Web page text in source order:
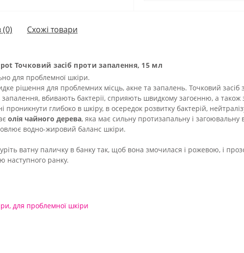
(0) Схожі товари
Точковий засіб проти запалення, 15 мл
для проблемної шкіри.
рішення для проблемних місць, акне та запалень. Точковий засіб
запалення, вбивають бактерії, сприяють швидкому загоєнню, а
проникнути глибоко в шкіру, в осередок розвитку бактерій,
олія чайного дерева, яка має сильну протизапальну і загоювальну
водно-жировий баланс шкіри.
ватну паличку в банку так, щоб вона змочилася і рожевою, і
наступного ранку.
, для проблемної шкіри